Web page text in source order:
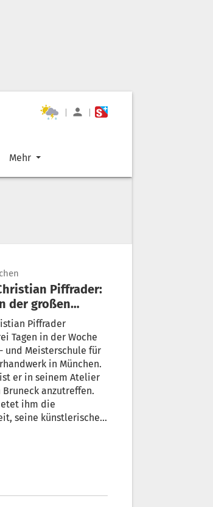
| |
Mehr
der großen
Piffrader
Tagen in der Woche
und Meisterschule für
in München.
er in seinem Atelier
anzutreffen.
ihm die
seine künstlerische